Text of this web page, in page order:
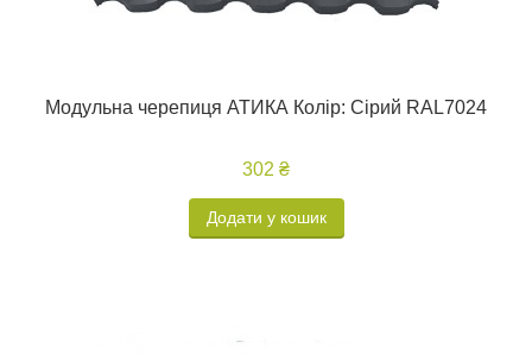
Модульна черепиця АТИКА Колір: Сірий RAL7024
302 ₴
Додати у кошик